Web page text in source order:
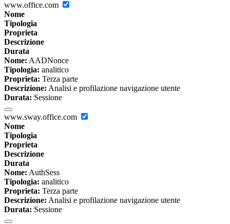
www.office.com
Nome
Tipologia
Proprieta
Descrizione
Durata
Nome: AADNonce
Tipologia: analitico
Proprieta: Terza parte
Descrizione: Analisi e profilazione navigazione utente
Durata: Sessione
www.sway.office.com
Nome
Tipologia
Proprieta
Descrizione
Durata
Nome: AuthSess
Tipologia: analitico
Proprieta: Terza parte
Descrizione: Analisi e profilazione navigazione utente
Durata: Sessione